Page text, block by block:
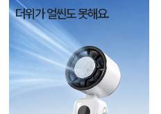
더위가 얼씬도 못해요.